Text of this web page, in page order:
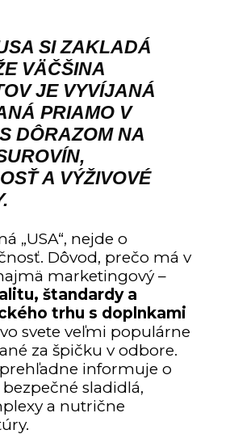
SI ZAKLADÁ
VÄČŠINA
JE VYVÍJANÁ
PRIAMO V
DÔRAZOM NA
A VÝŽIVOVÉ
„USA“, nejde o
Dôvod, prečo má v
najmä marketingový –
štandardy a
trhu s doplnkami
svete veľmi populárne
za špičku v odbore.
informuje o
sladidlá,
a nutrične